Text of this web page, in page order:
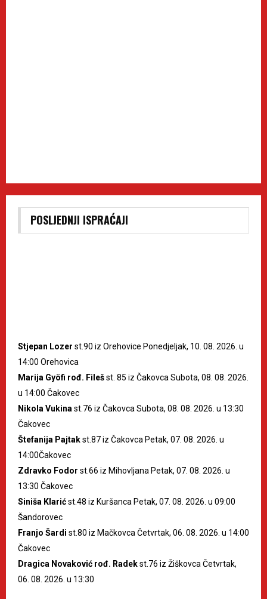
POSLJEDNJI ISPRAĆAJI
Stjepan Lozer st.90 iz Orehovice Ponedjeljak, 10. 08. 2026. u
14:00 Orehovica
Marija Gyöfi rođ. Filešst. 85 iz Čakovca Subota, 08. 08. 2026.
u 14:00 Čakovec
Nikola Vukina st.76 iz Čakovca Subota, 08. 08. 2026. u 13:30
Čakovec
Štefanija Pajtakst.87 iz Čakovca Petak, 07. 08. 2026. u
14:00Čakovec
Zdravko Fodor st.66 iz Mihovljana Petak, 07. 08. 2026. u
13:30 Čakovec
Siniša Klarićst.48 iz Kuršanca Petak, 07. 08. 2026. u 09:00
Šandorovec
Franjo Šardi st.80 iz Mačkovca Četvrtak, 06. 08. 2026. u 14:00
Čakovec
Dragica Novaković rođ. Radekst.76 iz Žiškovca Četvrtak,
06. 08. 2026. u 13:30